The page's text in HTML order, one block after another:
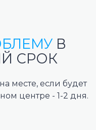
В
СРОК
месте, если будет
центре - 1-2 дня.